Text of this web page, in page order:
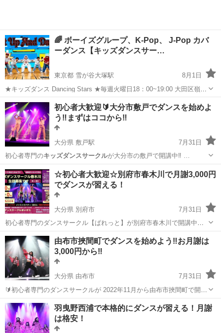
🌈 ボーイズグループ、K-Pop、 J-Pop カバ
ーダンス【キッズダンスサー…
東京都 雪が谷大塚駅
8月1日
★キッズダンス Dancing Stars ★毎週火曜日18：00~19:00 大田区嶺町
文化センター開催中 最寄り駅→雪が谷大塚、沼部、多摩川 サークル仲
間も随時募集してます ご興味ある方は、SNS等からメッセー...
東京 大田区 雪が谷大塚駅 ダンス Pop
初心者大歓迎🔰大分市敷戸でダンスを始めよ
う‼️まずはココから‼️
大分県 敷戸駅
7月31日
初心者専門のキッズダンスサークルが大分市の敷戸で開講中‼️ …
大分 大分市 敷戸駅 ジャズダンス アイソレーション
☆初心者大歓迎☆別府市春木川で月謝3,000円
でダンスが習える！
大分県 別府市
7月31日
初心者専門のダンスサークル【ぱれっと】が別府市春木川で開講中！
家の近くで基礎からしっかりと練習して本格的なダンススタジオへ！
をコンセプトにしたダンス未経験の子どもたちのためのダンスサーク
ルです 先生は...
大分 別府市 ダンス サークル
由布市挾間町でダンスを始めよう‼️お月謝は
3,000円から‼️
大分県 由布市
7月31日
🔰初心者専門のダンスサークルが 2022年11月から由布市挾間町で開講
中‼️ 家の近くでしっかりと練習して本格的なダンススタジオへ！ をコ
ンセプトにしたダンス未経験の子どもたちのためのダンスサークルで
す 先生はプロの...
大分 由布市 ダンス アイソレーション
羽曳野西浦で本格的にダンスが習える！月謝
は格安！